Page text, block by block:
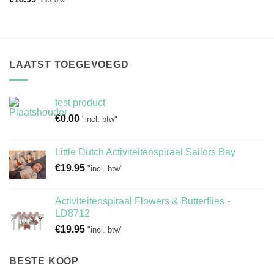
LAATST TOEGEVOEGD
test product
€0.00 "incl. btw"
Little Dutch Activiteitenspiraal Sailors Bay
€19.95 "incl. btw"
Activiteitenspiraal Flowers & Butterflies -
LD8712
€19.95 "incl. btw"
BESTE KOOP